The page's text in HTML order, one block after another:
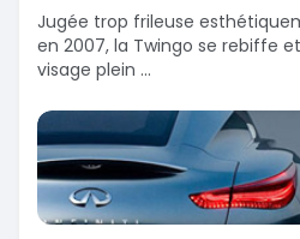
Jugée trop frileuse
en 2007, la Twingo se rebiffe
visage plein ...